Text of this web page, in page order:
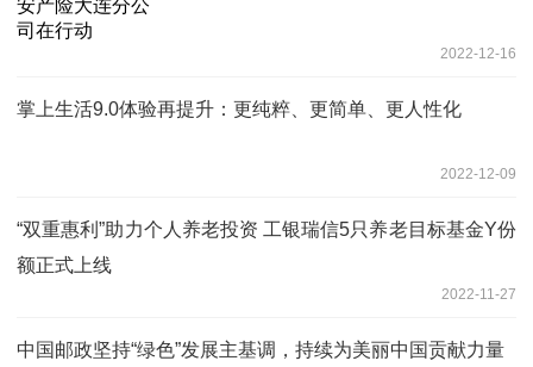
2022-12-16
掌上生活9.0体验再提升：更纯粹、更简单、更人性化
2022-12-09
“双重惠利”助力个人养老投资 工银瑞信5只养老目标基金Y份
额正式上线
2022-11-27
中国邮政坚持“绿色”发展主基调，持续为美丽中国贡献力量